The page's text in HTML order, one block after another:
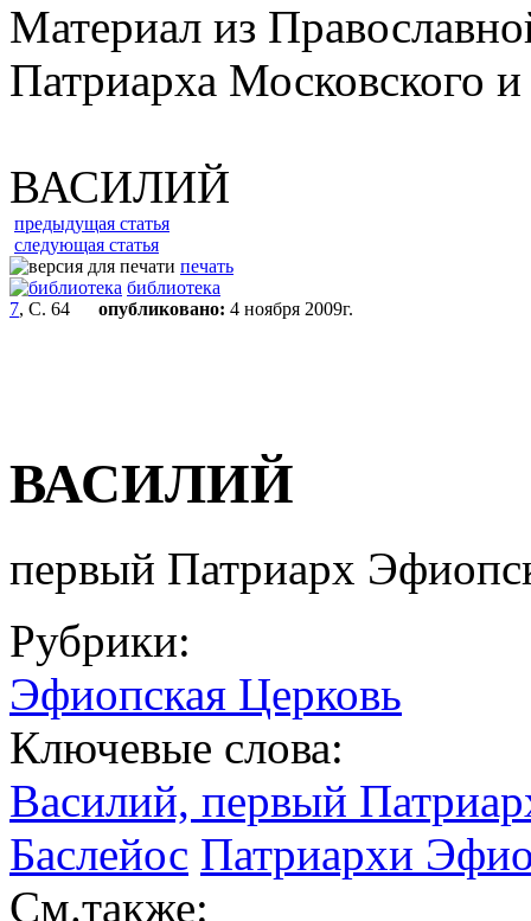
Материал из
Патриарха Московского
ВАСИЛИЙ
предыдущая статья
следующая статья
печать
библиотека
7, С. 64 опубликовано: 4 ноября 2009г.
ВАСИЛИЙ
первый Патриарх
Рубрики:
Эфиопская Церковь
Ключевые слова:
Василий, первый
Баслейос Патриархи
См.также: